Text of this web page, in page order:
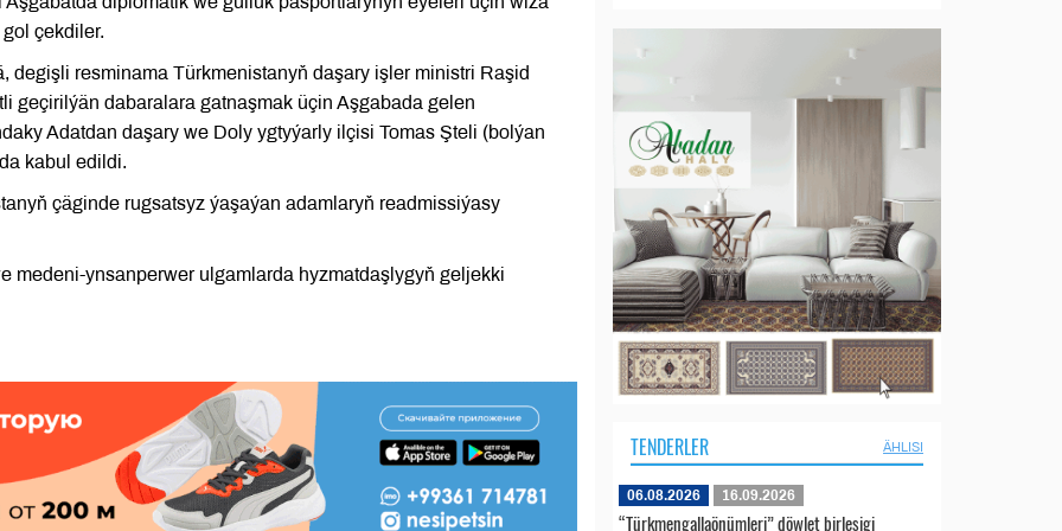
çekdiler.
degişli resminama Türkmenistanyň daşary işler ministri Raşid
geçirilýän dabaralara gatnaşmak üçin Aşgabada gelen
Adatdan daşary we Doly ygtyýarly ilçisi Tomas Şteli (bolýan
kabul edildi.
çäginde rugsatsyz ýaşaýan adamlaryň readmissiýasy
medeni-ynsanperwer ulgamlarda hyzmatdaşlygyň geljekki
TENDERLER ÄHLISI
06.08.2026 16.09.2026
“Türkmengallaönümleri” döwlet birleşigi